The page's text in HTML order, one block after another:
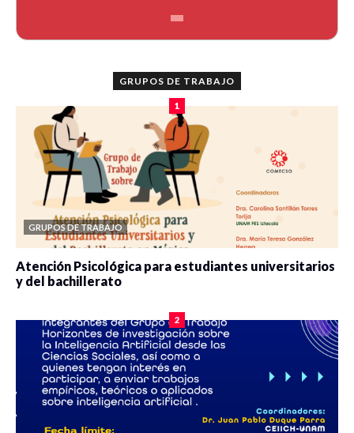
GRUPOS DE TRABAJO
1
GRUPOS DE TRABAJO
Atención Psicológica para estudiantes universitarios
y del bachillerato
2